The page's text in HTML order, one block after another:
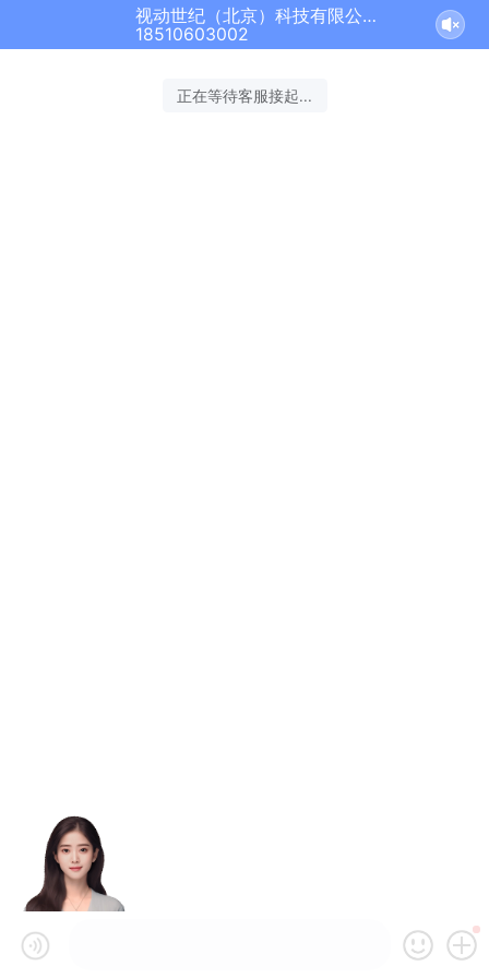
视动世纪（北京）科技有限公司正在为您服务
18510603002
正在等待客服接起...